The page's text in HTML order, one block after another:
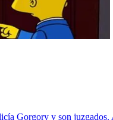
Gorgory y son